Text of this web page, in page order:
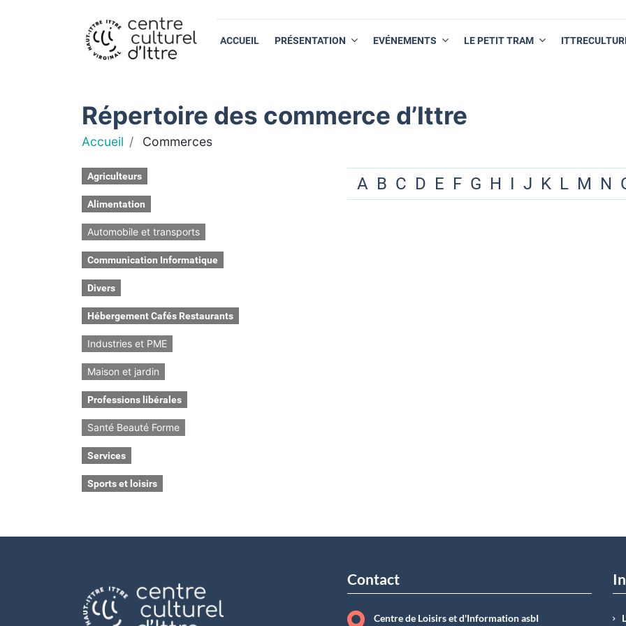
ACCUEIL PRÉSENTATION EVÉNEMENTS LE PETIT TRAM
Répertoire des commerce d’Ittre
Accueil Commerces
Agriculteurs
Alimentation
Automobile et transports
Communication Informatique
Divers
Hébergement Cafés Restaurants
Industries et PME
Maison et jardin
Professions libérales
Santé Beauté Forme
Services
Sports et loisirs
A B C D E F G H I J K L M N
Contact
Centre de Loisirs et d'Information asbI